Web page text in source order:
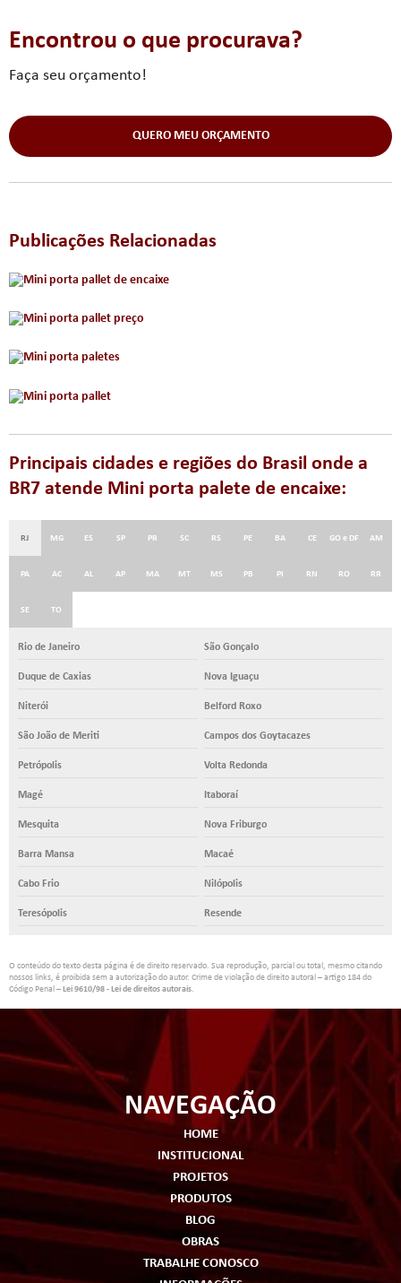
Encontrou o que procurava?
Faça seu orçamento!
QUERO MEU ORÇAMENTO
Publicações Relacionadas
Principais cidades e regiões do Brasil onde a
BR7 atende Mini porta palete de encaixe:
RJ MG ES SP PR SC RS PE BA CE GO e DF AM
PA AC AL AP MA MT MS PB PI RN RO RR
SE TO
Rio de Janeiro São Gonçalo
Duque de Caxias Nova Iguaçu
Niterói Belford Roxo
São João de Meriti Campos dos Goytacazes
Petrópolis Volta Redonda
Magé Itaboraí
Mesquita Nova Friburgo
Barra Mansa Macaé
Cabo Frio Nilópolis
Teresópolis Resende
O conteúdo do texto desta página é de direito reservado. Sua reprodução, parcial ou total, mesmo citando
nossos links, é proibida sem a autorização do autor. Crime de violação de direito autoral – artigo 184 do
Código Penal –Lei 9610/98 - Lei de direitos autorais.
NAVEGAÇÃO
HOME
INSTITUCIONAL
PROJETOS
PRODUTOS
BLOG
OBRAS
TRABALHE CONOSCO